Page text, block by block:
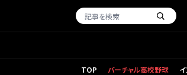
TOP バーチャル高校野球